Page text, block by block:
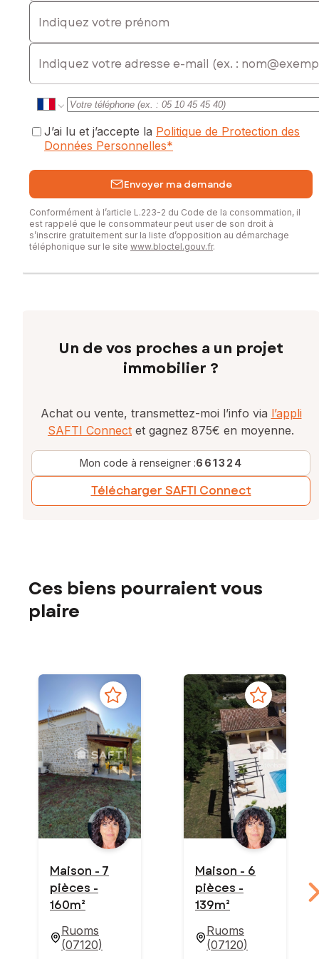
Indiquez votre prénom
E-mail
J’ai lu et j’accepte la Politique de Protection des
Données Personnelles*
Envoyer ma demande
Conformément à l’article L.223-2 du Code de la consommation, il
est rappelé que le consommateur peut user de son droit à
s’inscrire gratuitement sur la liste d’opposition au démarchage
téléphonique sur le site www.bloctel.gouv.fr.
Un de vos proches a un projet
immobilier ?
Achat ou vente, transmettez-moi l’info via l’appli
SAFTI Connect et gagnez 875€ en moyenne.
Mon code à renseigner :661324
Télécharger SAFTI Connect
Ces biens pourraient vous
plaire
Maison - 7
pièces -
160m²
Ruoms
(07120)
Maison - 6
pièces -
139m²
Ruoms
(07120)